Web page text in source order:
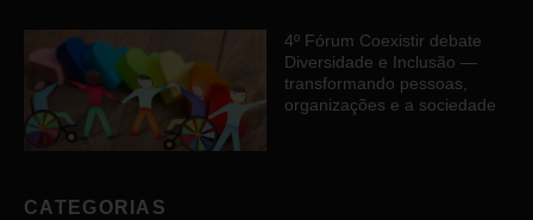
4º Fórum Coexistir debate
Diversidade e Inclusão —
transformando pessoas,
organizações e a sociedade
CATEGORIAS